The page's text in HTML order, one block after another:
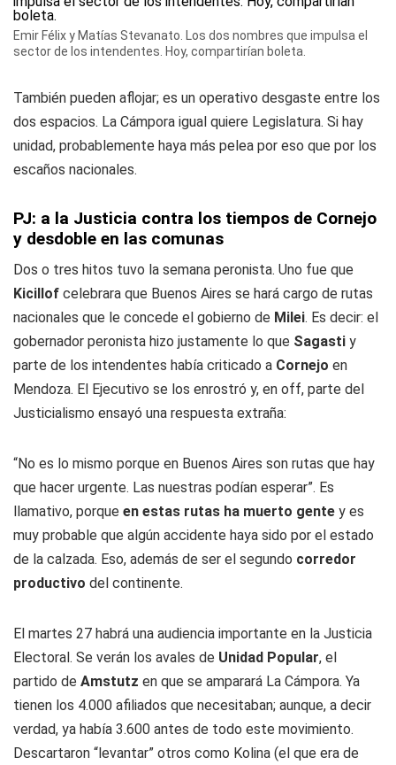
Emir Félix y Matías Stevanato. Los dos nombres que impulsa el
sector de los intendentes. Hoy, compartirían boleta.
También pueden aflojar; es un operativo desgaste entre los
dos espacios. La Cámpora igual quiere Legislatura. Si hay
unidad, probablemente haya más pelea por eso que por los
escaños nacionales.
PJ: a la Justicia contra los tiempos de Cornejo
y desdoble en las comunas
Dos o tres hitos tuvo la semana peronista. Uno fue que
Kicillof celebrara que Buenos Aires se hará cargo de rutas
nacionales que le concede el gobierno de Milei. Es decir: el
gobernador peronista hizo justamente lo que Sagasti y
parte de los intendentes había criticado a Cornejo en
Mendoza. El Ejecutivo se los enrostró y, en off, parte del
Justicialismo ensayó una respuesta extraña:
“No es lo mismo porque en Buenos Aires son rutas que hay
que hacer urgente. Las nuestras podían esperar”. Es
llamativo, porque en estas rutas ha muerto gente y es
muy probable que algún accidente haya sido por el estado
de la calzada. Eso, además de ser el segundo corredor
productivo del continente.
El martes 27 habrá una audiencia importante en la Justicia
Electoral. Se verán los avales de Unidad Popular, el
partido de Amstutz en que se amparará La Cámpora. Ya
tienen los 4.000 afiliados que necesitaban; aunque, a decir
verdad, ya había 3.600 antes de todo este movimiento.
Descartaron “levantar” otros como Kolina (el que era de